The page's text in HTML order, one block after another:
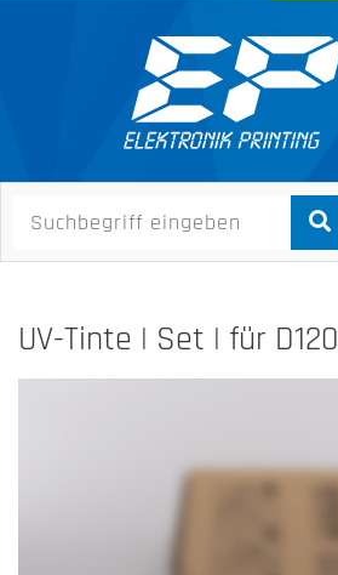
UV-Tinte | Set | für D120